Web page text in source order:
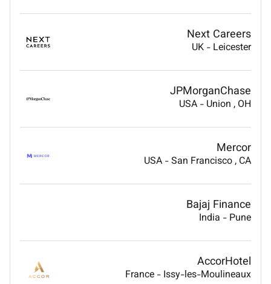
Next Careers
UK - Leicester
JPMorganChase
USA - Union , OH
Mercor
USA -San Francisco, CA
Bajaj Finance
India - Pune
AccorHotel
France - Issy-les-Moulineaux